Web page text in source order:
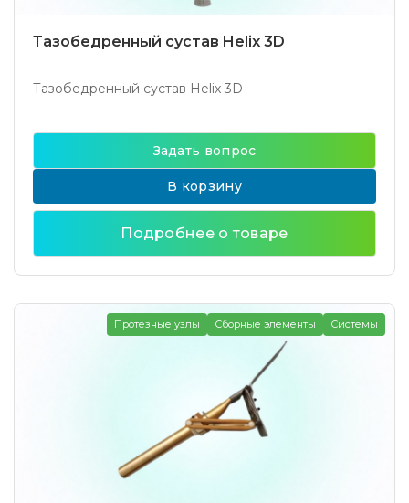
Тазобедренный сустав Helix 3D
Тазобедренный сустав Helix 3D
Задать вопрос
В корзину
Подробнее о товаре
Протезные узлы Сборные элементы Системы